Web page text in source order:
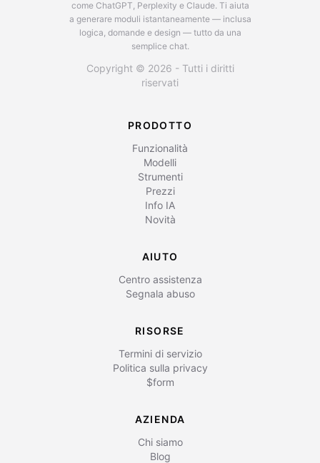
come ChatGPT, Perplexity e Claude. Ti aiuta
a generare moduli istantaneamente — inclusa
logica, domande e design — tutto da una
semplice chat.
Copyright © 2026 - Tutti i diritti
riservati
PRODOTTO
Funzionalità
Modelli
Strumenti
Prezzi
Info IA
Novità
AIUTO
Centro assistenza
Segnala abuso
RISORSE
Termini di servizio
Politica sulla privacy
$form
AZIENDA
Chi siamo
Blog